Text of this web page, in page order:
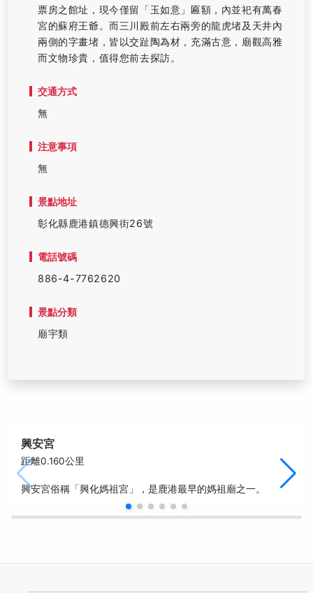
票房之館址，現今僅留「玉如意」匾額，內並祀有萬春
宮的蘇府王爺。而三川殿前左右兩旁的龍虎堵及天井內
兩側的字畫堵，皆以交趾陶為材，充滿古意，廟觀高雅
而文物珍貴，值得您前去探訪。
交通方式
無
注意事項
無
景點地址
彰化縣鹿港鎮德興街26號
電話號碼
886-4-7762620
景點分類
廟宇類
興安宮
距離0.160公里
興安宮俗稱「興化媽祖宮」，是鹿港最早的媽祖廟之一。